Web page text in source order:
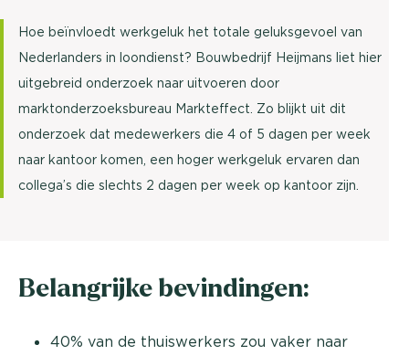
Hoe beïnvloedt werkgeluk het totale geluksgevoel van
Nederlanders in loondienst? Bouwbedrijf Heijmans liet hier
uitgebreid onderzoek naar uitvoeren door
marktonderzoeksbureau Markteffect. Zo blijkt uit dit
onderzoek dat medewerkers die 4 of 5 dagen per week
naar kantoor komen, een hoger werkgeluk ervaren dan
collega’s die slechts 2 dagen per week op kantoor zijn.
Belangrijke bevindingen:
40% van de thuiswerkers zou vaker naar